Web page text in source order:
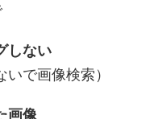
しない
いで画像検索）
画像